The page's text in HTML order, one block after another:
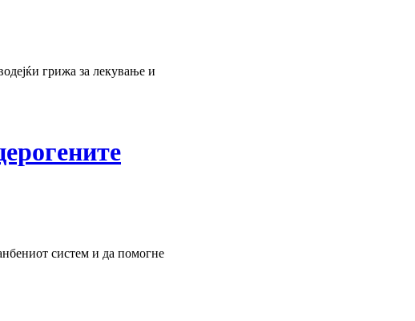
грижа за лекување и
систем и да помогне